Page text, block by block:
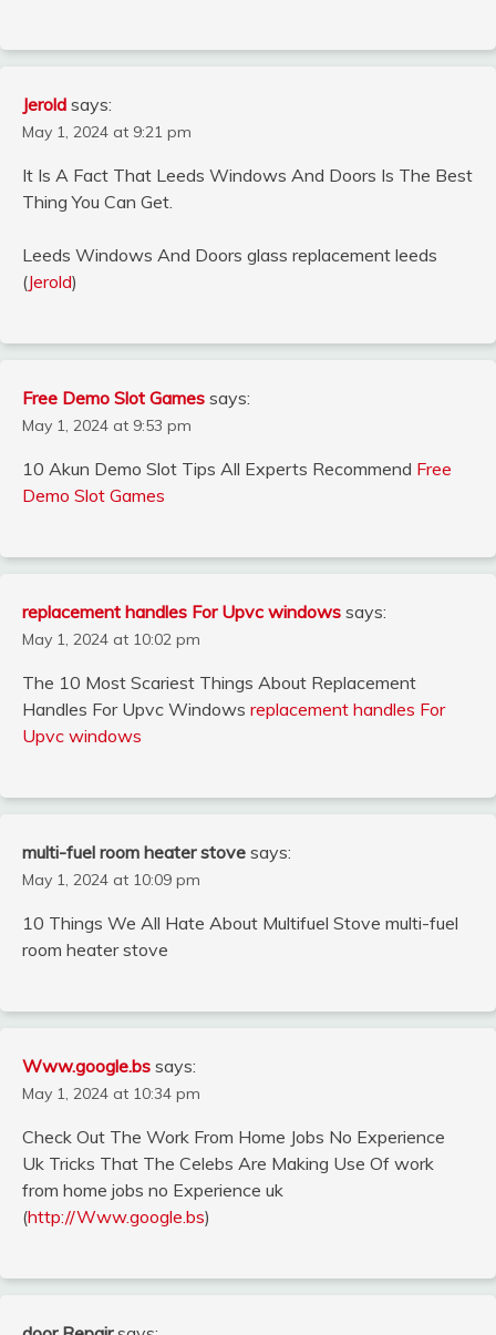
Jerold says:
May 1, 2024 at 9:21 pm
It Is A Fact That Leeds Windows And Doors Is The Best
Thing You Can Get.
Leeds Windows And Doors glass replacement leeds
(Jerold)
Free Demo Slot Games says:
May 1, 2024 at 9:53 pm
10 Akun Demo Slot Tips All Experts Recommend Free
Demo Slot Games
replacement handles For Upvc windows says:
May 1, 2024 at 10:02 pm
The 10 Most Scariest Things About Replacement
Handles For Upvc Windows replacement handles For
Upvc windows
multi-fuel room heater stove says:
May 1, 2024 at 10:09 pm
10 Things We All Hate About Multifuel Stove multi-fuel
room heater stove
Www.google.bs says:
May 1, 2024 at 10:34 pm
Check Out The Work From Home Jobs No Experience
Uk Tricks That The Celebs Are Making Use Of work
from home jobs no Experience uk
(http://Www.google.bs)